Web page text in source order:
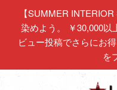
【SUMMER
染めよう。 ￥30,000以
ビュー投稿でさらにお
を